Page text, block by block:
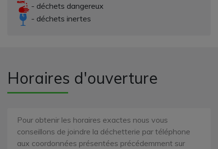
- déchets dangereux
- déchets inertes
Horaires d'ouverture
Pour obtenir les horaires exactes nous vous
conseillons de joindre la déchetterie par téléphone
aux coordonnées présentées précédemment sur